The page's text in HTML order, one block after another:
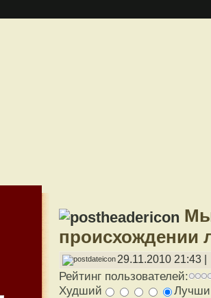
происхождении
29.11.2010 21:43 |
Рейтинг пользователей:
Худший